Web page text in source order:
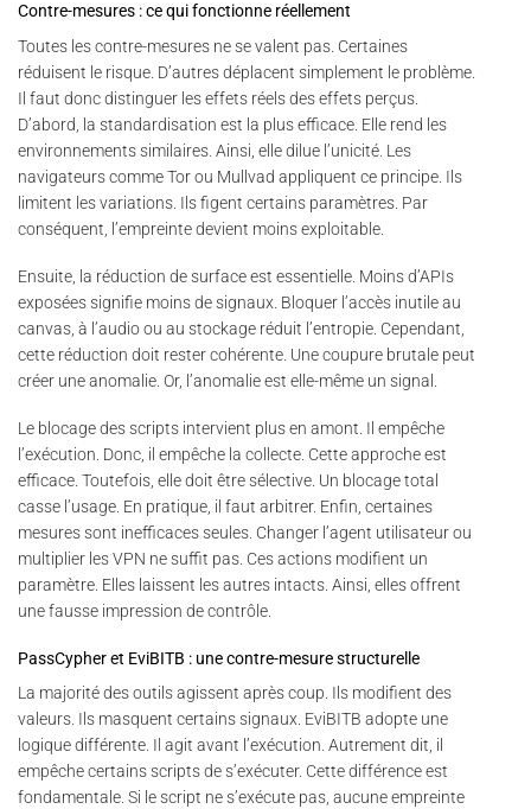
Contre-mesures : ce qui fonctionne réellement
Toutes les contre-mesures ne se valent pas. Certaines
réduisent le risque. D’autres déplacent simplement le problème.
Il faut donc distinguer les effets réels des effets perçus.
D’abord, la standardisation est la plus efficace. Elle rend les
environnements similaires. Ainsi, elle dilue l’unicité. Les
navigateurs comme Tor ou Mullvad appliquent ce principe. Ils
limitent les variations. Ils figent certains paramètres. Par
conséquent, l’empreinte devient moins exploitable.
Ensuite, la réduction de surface est essentielle. Moins d’APIs
exposées signifie moins de signaux. Bloquer l’accès inutile au
canvas, à l’audio ou au stockage réduit l’entropie. Cependant,
cette réduction doit rester cohérente. Une coupure brutale peut
créer une anomalie. Or, l’anomalie est elle-même un signal.
Le blocage des scripts intervient plus en amont. Il empêche
l’exécution. Donc, il empêche la collecte. Cette approche est
efficace. Toutefois, elle doit être sélective. Un blocage total
casse l’usage. En pratique, il faut arbitrer. Enfin, certaines
mesures sont inefficaces seules. Changer l’agent utilisateur ou
multiplier les VPN ne suffit pas. Ces actions modifient un
paramètre. Elles laissent les autres intacts. Ainsi, elles offrent
une fausse impression de contrôle.
PassCypher et EviBITB : une contre-mesure structurelle
La majorité des outils agissent après coup. Ils modifient des
valeurs. Ils masquent certains signaux. EviBITB adopte une
logique différente. Il agit avant l’exécution. Autrement dit, il
empêche certains scripts de s’exécuter. Cette différence est
fondamentale. Si le script ne s’exécute pas, aucune empreinte